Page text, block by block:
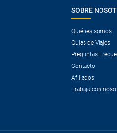
SOBRE
Quiénes somos
Guías de Viajes
Preguntas
Contacto
Afiliados
Trabaja con